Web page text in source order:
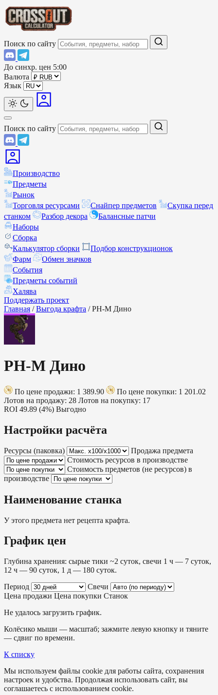
Поиск по сайту
До синхр. цен 5:00
Валюта
Язык
Поиск по сайту
Производство
Предметы
Рынок
Торговля ресурсами
Снайпер предметов
Скупка перед
станком
Разбор декора
Балансные патчи
Наборы
Сборка
Калькулятор сборки
Подбор конструкционок
Фарм
Обмен значков
События
Предметы событий
Халява
Поддержать проект
Главная / Выгода крафта / РН-М Дино
РН-М Дино
По цене продажи: 1 389.90
По цене покупки: 1 201.02
Лотов на продажу: 28 Лотов на покупку: 17
ROI 49.89 (4%) Выгодно
Настройки расчёта
Ресурсы (паковка)
Продажа предмета
Стоимость ресурсов в производстве
Стоимость предметов (не ресурсов) в
производстве
Наименование станка
У этого предмета нет рецепта крафта.
График цен
Глубина хранения: сырые тики ~2 суток, свечи 1 ч — 7 суток,
12 ч — 90 суток, 1 д — 180 суток.
Период
Свечи
Цена продажи Цена покупки Станок
Не удалось загрузить график.
Колёсико мыши — масштаб; зажмите левую кнопку и тяните
— сдвиг по времени.
К списку
Мы используем файлы cookie для работы сайта, сохранения
настроек и удобства. Продолжая использовать сайт, вы
соглашаетесь с использованием cookie.